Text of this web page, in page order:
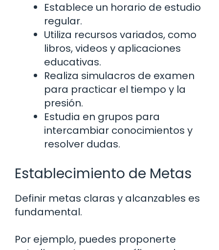
Establece un horario de estudio
regular.
Utiliza recursos variados, como
libros, videos y aplicaciones
educativas.
Realiza simulacros de examen
para practicar el tiempo y la
presión.
Estudia en grupos para
intercambiar conocimientos y
resolver dudas.
Establecimiento de Metas
Definir metas claras y alcanzables es
fundamental.
Por ejemplo, puedes proponerte